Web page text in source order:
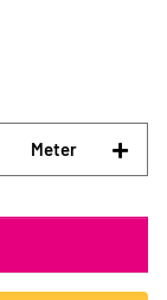
Meter